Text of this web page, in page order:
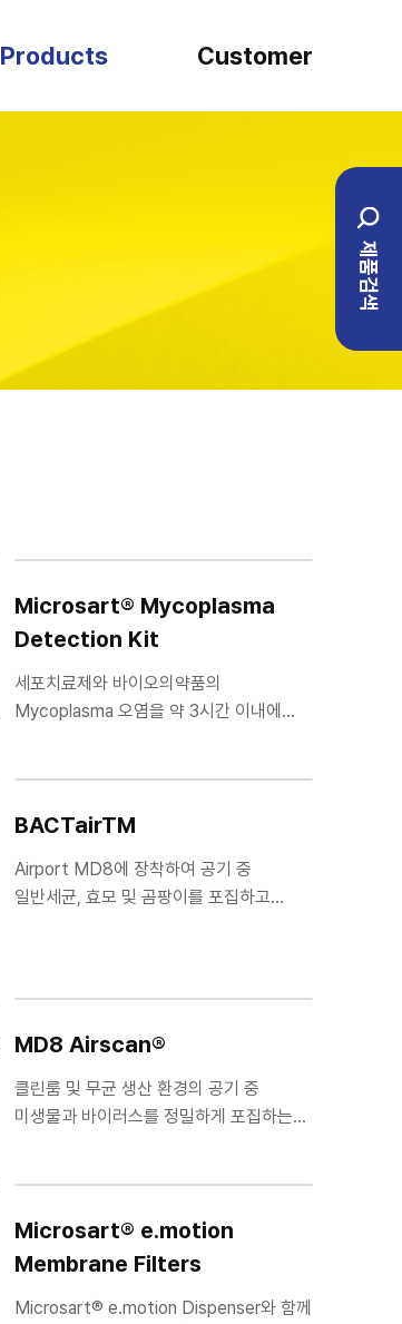
Products Customer
1:1 문의 제품검색
Microsart® Mycoplasma
Detection Kit
세포치료제와 바이오의약품의
Mycoplasma 오염을 약 3시간 이내에
BACTairTM
Airport MD8에 장착하여 공기 중
일반세균, 효모 및 곰팡이를 포집하고
MD8 Airscan®
클린룸 및 무균 생산 환경의 공기 중
미생물과 바이러스를 정밀하게 포집하는
Microsart® e.motion
Membrane Filters
Microsart® e.motion Dispenser와 함께